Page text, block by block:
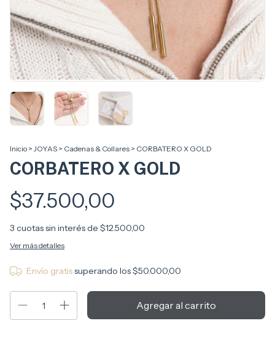
Inicio > JOYAS > Cadenas & Collares > CORBATERO X GOLD
CORBATERO X GOLD
$37.500,00
3 cuotas sin interés de $12.500,00
Ver más detalles
Envío gratissuperando los$50.000,00